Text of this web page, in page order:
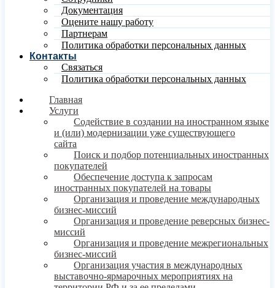
Документация
Оцените нашу работу
Партнерам
Политика обработки персональных данных
Контакты
Связаться
Политика обработки персональных данных
Главная
Услуги
Содействие в создании на иностранном языке
и (или) модернизации уже существующего
сайта
Поиск и подбор потенциальных иностранных
покупателей
Обеспечение доступа к запросам
иностранных покупателей на товары
Организация и проведение международных
бизнес-миссий
Организация и проведение реверсных бизнес-
миссий
Организация и проведение межрегиональных
бизнес-миссий
Организация участия в международных
выставочно-ярмарочных мероприятиях на